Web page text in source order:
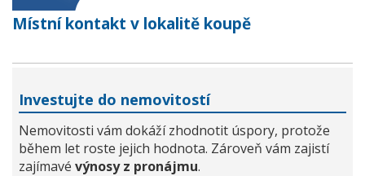
Místní kontakt v lokalitě koupě
Investujte do nemovitostí
Nemovitosti vám dokáží zhodnotit úspory, protože
během let roste jejich hodnota. Zároveň vám zajistí
zajímavé výnosy z pronájmu.